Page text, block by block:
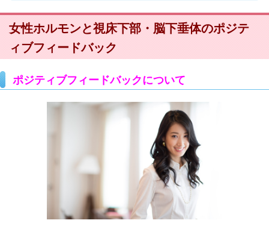
女性ホルモンと視床下部・脳下垂体のポジテ
ィブフィードバック
ポジティブフィードバックについて